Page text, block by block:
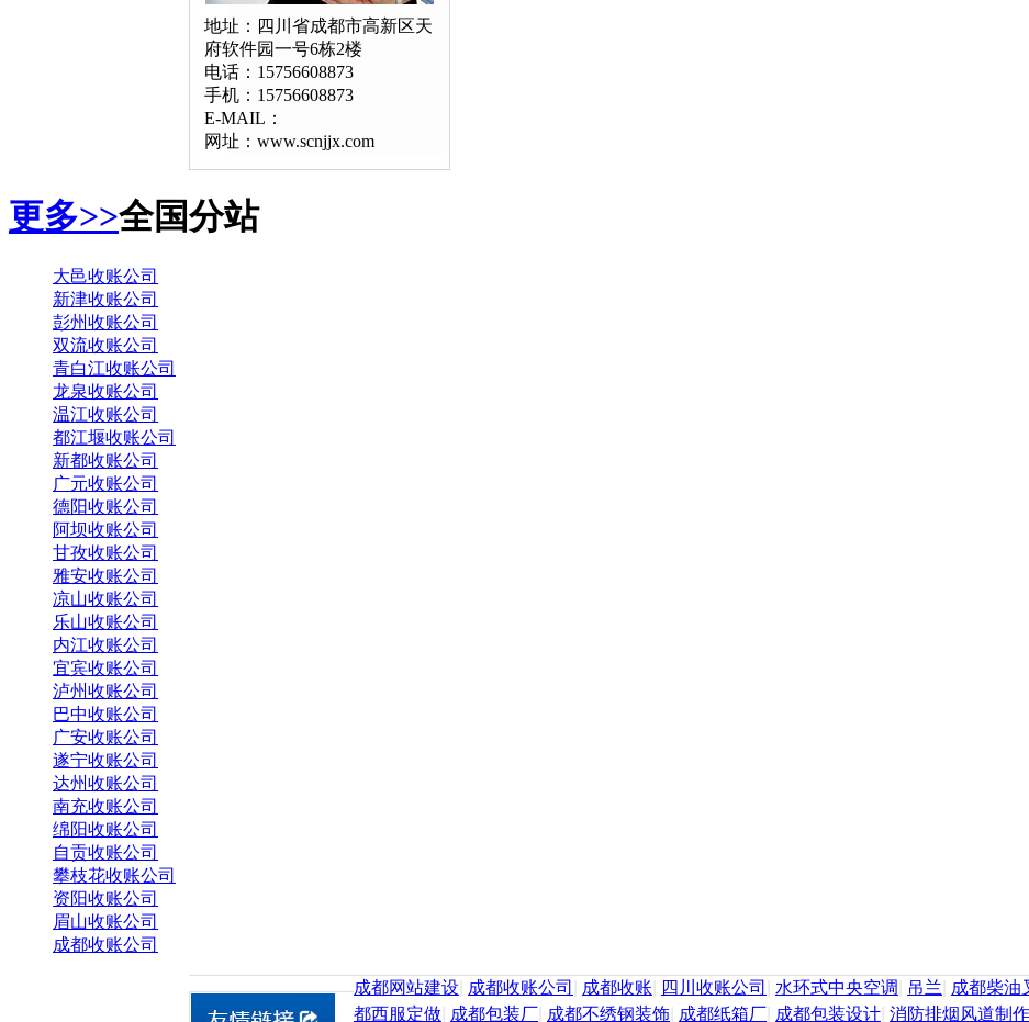
地址：四川省成都市高新区天
府软件园一号6栋2楼
电话：15756608873
手机：15756608873
E-MAIL：
网址：www.scnjjx.com
更多>>全国分站
大邑收账公司
新津收账公司
彭州收账公司
双流收账公司
青白江收账公司
龙泉收账公司
温江收账公司
都江堰收账公司
新都收账公司
广元收账公司
德阳收账公司
阿坝收账公司
甘孜收账公司
雅安收账公司
凉山收账公司
乐山收账公司
内江收账公司
宜宾收账公司
泸州收账公司
巴中收账公司
广安收账公司
遂宁收账公司
达州收账公司
南充收账公司
绵阳收账公司
自贡收账公司
攀枝花收账公司
资阳收账公司
眉山收账公司
成都收账公司
成都网站建设 成都收账公司 成都收账 四川收账公司 水环式中央空调 吊兰 成都柴油
都西服定做 成都包装厂 成都不绣钢装饰 成都纸箱厂 成都包装设计 消防排烟风道制作